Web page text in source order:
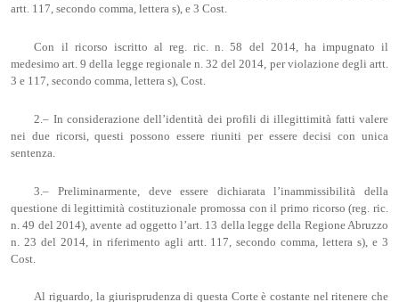
artt. 117, secondo comma, lettera s), e 3 Cost.
Con il ricorso iscritto al reg. ric. n. 58 del 2014, ha impugnato il
medesimo art. 9 della legge regionale n. 32 del 2014, per violazione degli artt.
3 e 117, secondo comma, lettera s), Cost.
2.– In considerazione dell’identità dei profili di illegittimità fatti valere
nei due ricorsi, questi possono essere riuniti per essere decisi con unica
sentenza.
3.– Preliminarmente, deve essere dichiarata l’inammissibilità della
questione di legittimità costituzionale promossa con il primo ricorso (reg. ric.
n. 49 del 2014), avente ad oggetto l’art. 13 della legge della Regione Abruzzo
n. 23 del 2014, in riferimento agli artt. 117, secondo comma, lettera s), e 3
Cost.
Al riguardo, la giurisprudenza di questa Corte è costante nel ritenere che